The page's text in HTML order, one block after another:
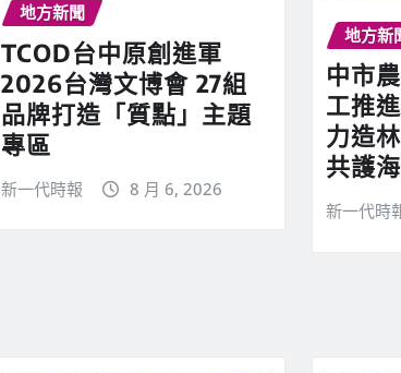
地方新聞
TCOD台中原創進軍
2026台灣文博會 27組
品牌打造「質點」主題
專區
新一代時報 8 月 6, 2026
地方新
中市
工推
力造
共護
新一代時